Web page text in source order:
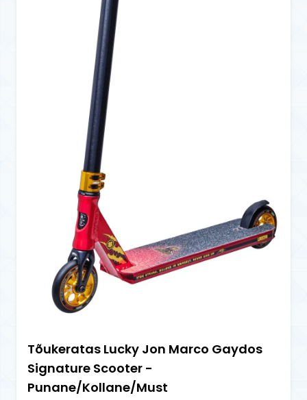
Tõukeratas Lucky Jon Marco Gaydos
Signature Scooter -
Punane/Kollane/Must